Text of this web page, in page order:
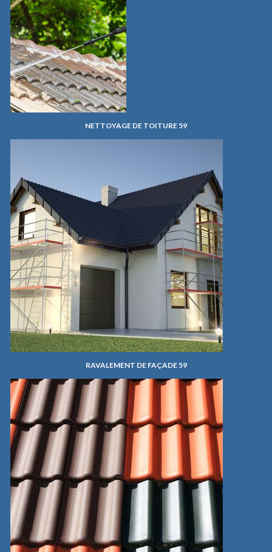
NETTOYAGE DE TOITURE 59
RAVALEMENT DE FAÇADE 59